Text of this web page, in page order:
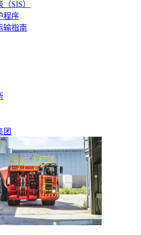
SIS）
程序
输指南
团